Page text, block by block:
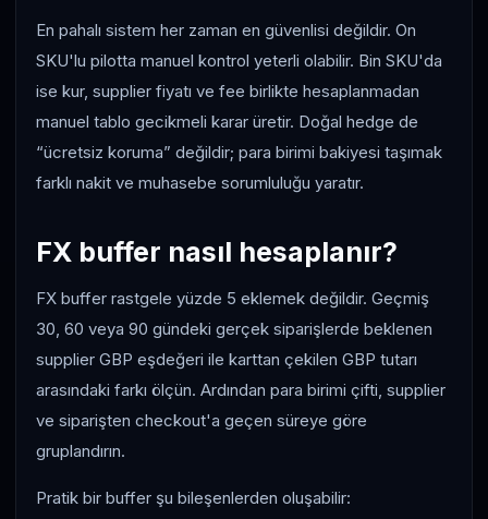
En pahalı sistem her zaman en güvenlisi değildir. On
SKU'lu pilotta manuel kontrol yeterli olabilir. Bin SKU'da
ise kur, supplier fiyatı ve fee birlikte hesaplanmadan
manuel tablo gecikmeli karar üretir. Doğal hedge de
“ücretsiz koruma” değildir; para birimi bakiyesi taşımak
farklı nakit ve muhasebe sorumluluğu yaratır.
FX buffer nasıl hesaplanır?
FX buffer rastgele yüzde 5 eklemek değildir. Geçmiş
30, 60 veya 90 gündeki gerçek siparişlerde beklenen
supplier GBP eşdeğeri ile karttan çekilen GBP tutarı
arasındaki farkı ölçün. Ardından para birimi çifti, supplier
ve siparişten checkout'a geçen süreye göre
gruplandırın.
Pratik bir buffer şu bileşenlerden oluşabilir: